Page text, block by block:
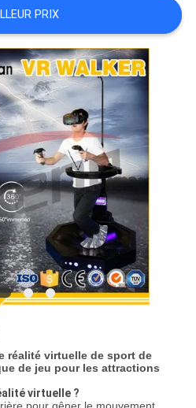
PRIX
réalité virtuelle de sport de
de jeu pour les attractions
virtuelle ?